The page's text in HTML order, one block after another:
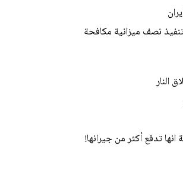
نصف ميزانية مكافحة